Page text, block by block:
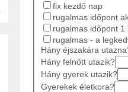
fix kezdő nap
rugalmas időpont
rugalmas időpont
rugalmas - a
Hány éjszakára
Hány felnőtt utazik?
Hány gyerek utazik?
Gyerekek életkora?